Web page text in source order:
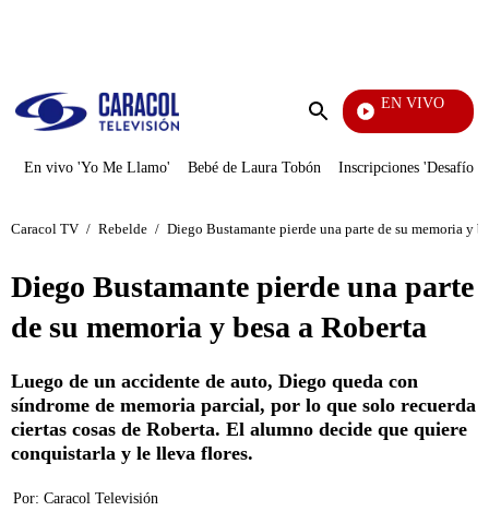
Enviar
EN VIVO
Noticias Caracol
En vivo 'Yo Me Llamo' Bebé de Laura Tobón Inscripciones 'Desafío'
Caracol TV / Rebelde / Diego Bustamante pierde una parte de su memoria y
Diego Bustamante pierde una parte
de su memoria y besa a Roberta
Luego de un accidente de auto, Diego queda con
síndrome de memoria parcial, por lo que solo recuerda
ciertas cosas de Roberta. El alumno decide que quiere
conquistarla y le lleva flores.
Por: Caracol Televisión